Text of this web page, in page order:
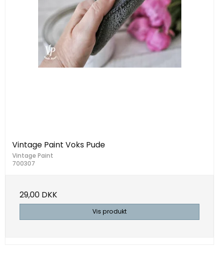
Vintage Paint Voks Pude
Vintage Paint
700307
29,00 DKK
Vis produkt